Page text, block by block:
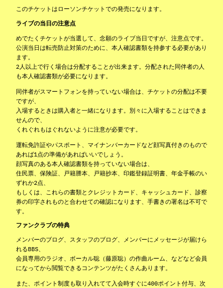
このチケットはローソンチケットでの発売になります。
ライブの当日の注意点
めでたくチケットが当選して、念願のライブ当日ですが、注意点です。
公演当日は転売防止対策のために、本人確認書類を持参する必要があり
ます。
2人以上で行く場合は分配することが出来ます。分配された同伴者の人
も本人確認書類が必要になります。
同伴者がスマートフォンを持っていない場合は、チケットの分配は不要
ですが、
入場するときは購入者と一緒になります。別々に入場することはできま
せんので、
くれぐれもはぐれないように注意が必要です。
運転免許証やパスポート、マイナンバーカードなど顔写真付きのもので
あれば1点の準備があればいいでしょう。
顔写真のある本人確認書類を持っていない場合は、
住民票、保険証、戸籍謄本、戸籍抄本、印鑑登録証明書、年金手帳のい
ずれか2点、
もしくは、これらの書類とクレジットカード、キャッシュカード、診察
券の印字されものと合わせての確認になります、手書きの署名は不可で
す。
ファンクラブの特典
メンバーのブログ、スタッフのブログ、メンバーにメッセージが届けら
れるBBS、
会員専用のラジオ、ボーカル聡（藤原聡）の作曲ルーム、などなど会員
になってから閲覧できるコンテンツがたくさんあります。
また、ポイント制度も取り入れてて入会時すぐに400ポイント付与、次